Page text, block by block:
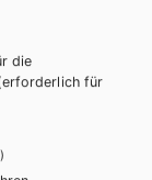
die
für